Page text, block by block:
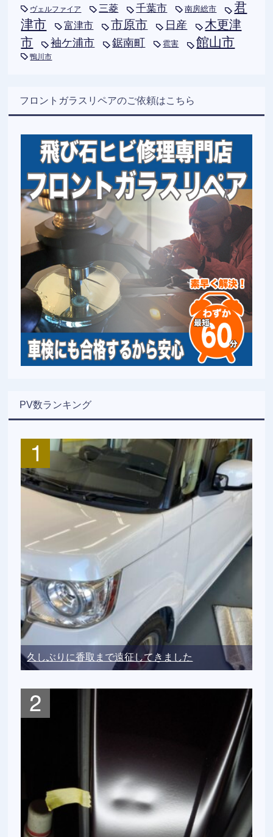
ヴェルファイア 三菱 千葉市 南房総市
君
津市
富津市 市原市 日産
木更津
市
袖ケ浦市 鋸南町 雹害 館山市
鴨川市
フロントガラスリペアのご依頼はこちら
PV数ランキング
久しぶりに香取まで遠征してきました